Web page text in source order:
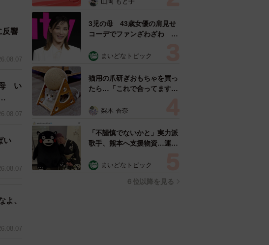
な気
ケ
スト
し
良か
、
き
反響
母 い
い
よ、
3児の母 43歳女優の肩見せ
コーデでファンざわざわ
見」「むっかしからずっと可
まいどなトピック
猫用の爪研ぎおもちゃを買っ
たら…「これで合ってます
響 「100点満点」「かわい
梨木 香奈
「不謹慎でないかと」実力派
歌手、熊本へ支援物資…運搬
めらい 「痛いほど伝わる」
まいどなトピック
６位以降を見る